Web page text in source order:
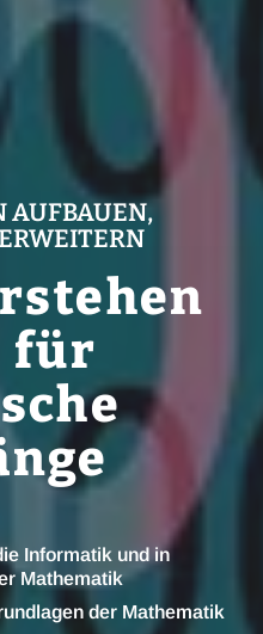
AUFBAUEN,
für
Informatik und in
Mathematik
der Mathematik